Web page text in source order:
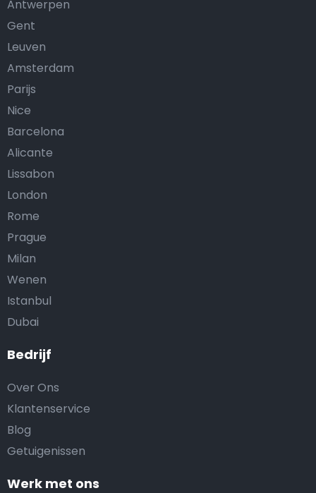
Bedrijf
Over Ons
Klantenservice
Blog
Getuigenissen
Werk met ons
Antwerpen
Gent
Leuven
Amsterdam
Parijs
Nice
Barcelona
Alicante
Lissabon
London
Rome
Prague
Milan
Wenen
Istanbul
Dubai